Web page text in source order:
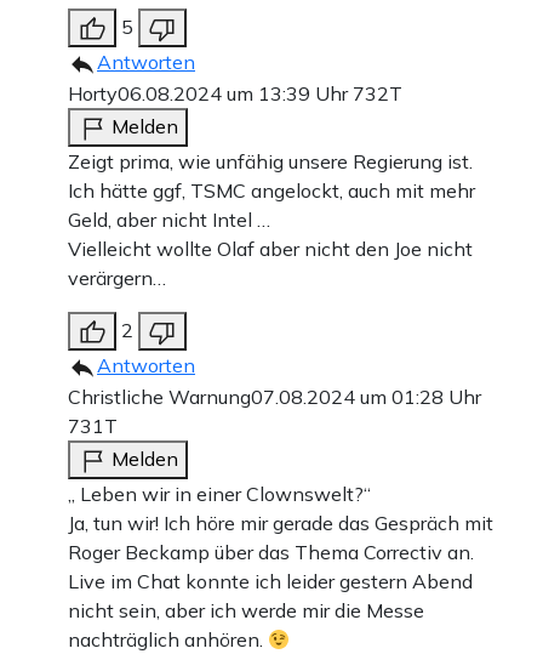
5
Antworten
Horty06.08.2024 um 13:39 Uhr 732T
Melden
Zeigt prima, wie unfähig unsere Regierung ist.
Ich hätte ggf, TSMC angelockt, auch mit mehr
Geld, aber nicht Intel …
Vielleicht wollte Olaf aber nicht den Joe nicht
verärgern…
2
Antworten
Christliche Warnung07.08.2024 um 01:28 Uhr
731T
Melden
„ Leben wir in einer Clownswelt?“
Ja, tun wir! Ich höre mir gerade das Gespräch mit
Roger Beckamp über das Thema Correctiv an.
Live im Chat konnte ich leider gestern Abend
nicht sein, aber ich werde mir die Messe
nachträglich anhören.